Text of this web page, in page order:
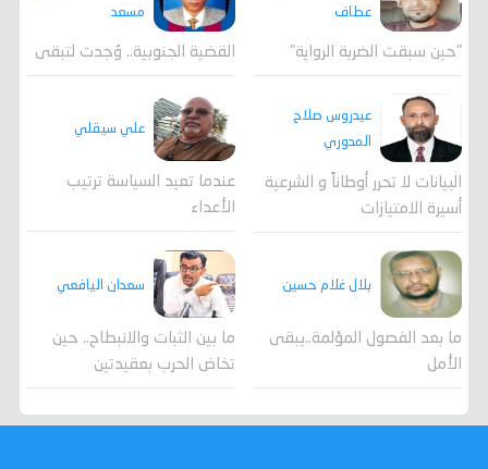
عطاف
"حين سبقت الضربة الرواية"
مسعد
القضية الجنوبية.. وُجدت لتبقى
عيدروس صلاح
المدوري
البيانات لا تحرر أوطاناً و الشرعية
أسيرة الامتيازات
علي سيقلي
عندما تعيد السياسة ترتيب
الأعداء
بلال غلام حسين
ما بعد الفصول المؤلمة..يبقى
الأمل
سعدان اليافعي
ما بين الثبات والانبطاح.. حين
تخاض الحرب بعقيدتين